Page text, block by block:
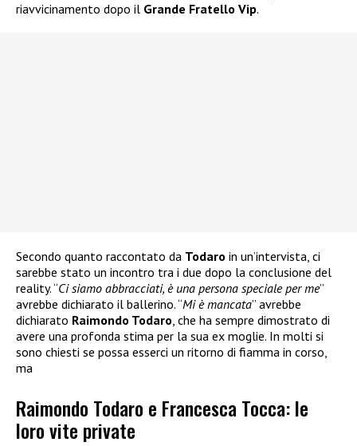
riavvicinamento dopo il Grande Fratello Vip.
Secondo quanto raccontato da Todaro in un’intervista, ci
sarebbe stato un incontro tra i due dopo la conclusione del
reality. “Ci siamo abbracciati, è una persona speciale per me”
avrebbe dichiarato il ballerino. “Mi è mancata” avrebbe
dichiarato Raimondo Todaro , che ha sempre dimostrato di
avere una profonda stima per la sua ex moglie. In molti si
sono chiesti se possa esserci un ritorno di fiamma in corso,
ma
Raimondo Todaro e Francesca Tocca: le
loro vite private